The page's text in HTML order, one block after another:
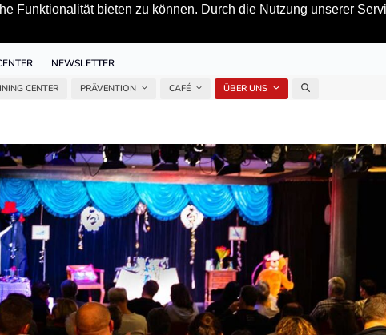
Funktionalität bieten zu können. Durch die Nutzung unserer
NEWSLETTER
CENTER PRÄVENTION CAFÉ ÜBER UNS